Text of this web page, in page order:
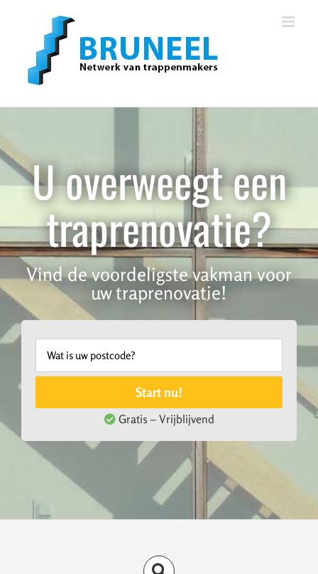
U overweegt een
traprenovatie?
Vind de voordeligste vakman voor
uw traprenovatie!
Start nu!
Gratis – Vrijblijvend